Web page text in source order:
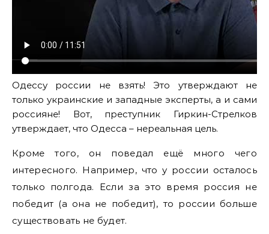
Одессу россии не взять! Это утверждают не
только украинские и западные эксперты, а и сами
россияне! Вот, преступник Гиркин-Стрелков
утверждает, что Одесса – нереальная цель.
Кроме того, он поведал ещё много чего
интересного. Например, что у россии осталось
только полгода. Если за это время россия не
победит (а она не победит), то россии больше
существовать не будет.